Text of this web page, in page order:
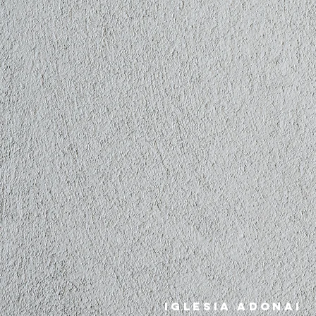
iglesia adonai